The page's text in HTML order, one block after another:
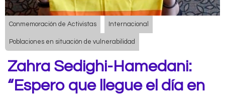
Conmemoración de Activistas Internacional
Poblaciones en situación de vulnerabilidad
Zahra Sedighi-Hamedani:
“Espero que llegue el día en